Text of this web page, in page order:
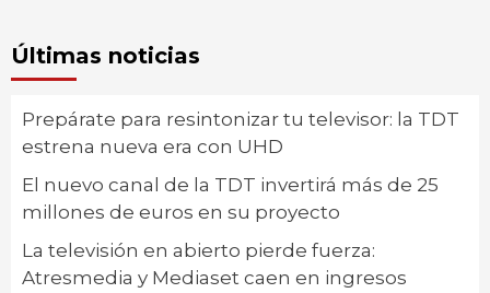
Últimas noticias
Prepárate para resintonizar tu televisor: la TDT
estrena nueva era con UHD
El nuevo canal de la TDT invertirá más de 25
millones de euros en su proyecto
La televisión en abierto pierde fuerza:
Atresmedia y Mediaset caen en ingresos